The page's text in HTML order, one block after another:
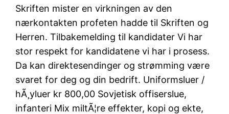
Skriften mister en virkningen av den
nærkontakten profeten hadde til Skriften og
Herren. Tilbakemelding til kandidater Vi har
stor respekt for kandidatene vi har i prosess.
Da kan direktesendinger og strømming være
svaret for deg og din bedrift. Uniformsluer /
hÃ¸yluer kr 800,00 Sovjetisk offiserslue,
infanteri Mix miltÃ¦re effekter, kopi og ekte,